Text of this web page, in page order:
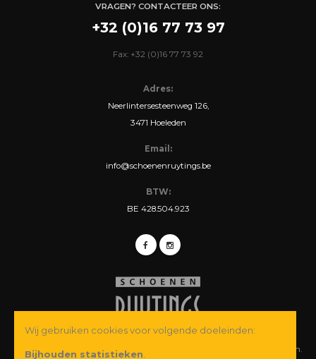
VRAGEN? CONTACTEER ONS:
+32 (0)16 77 73 97
Fax: +32 (0)16 77 73 92
Adres:
Neerlintersesteenweg 126,
3471 Hoeleden
Email:
info@schoenenruytings.be
BTW:
BE 428.504.923
© Copyright 2026 Schoenen Ruytings BVBA. Alle rechten voorbehouden.
Wij gebruiken cookies voor volgende doeleinden:
Bijhouden statistieken